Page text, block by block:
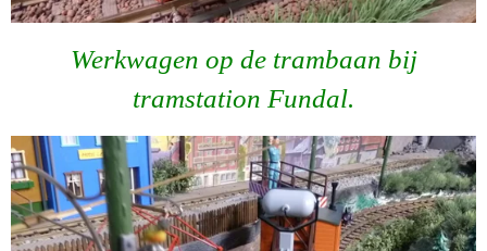
Werkwagen op de trambaan bij
tramstation Fundal.